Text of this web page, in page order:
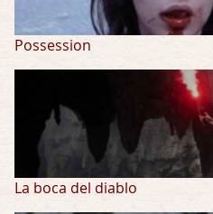
Possession
La boca del diablo